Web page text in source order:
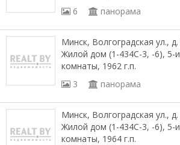
6
панорама
Минск, Волгоградская ул.,
Жилой дом (1-434С-3, -6), 5-
комнаты, 1962 г.п.
3
панорама
Минск, Волгоградская ул.,
Жилой дом (1-434С-3, -6), 5-
комнаты, 1964 г.п.